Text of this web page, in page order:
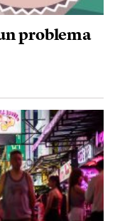
problema